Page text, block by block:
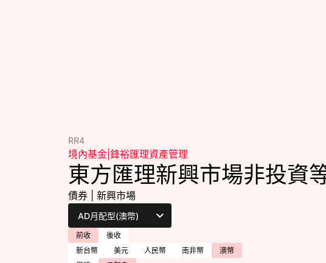
RR4
境內基金 鋒裕匯理資產管理
東方匯理新興市場非投資
債券 新興市場
前收
後收
新台幣
美元 人民幣 南非幣
澳幣